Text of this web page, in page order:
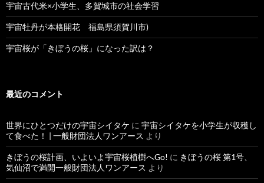
宇宙古代米×小学生、多賀城市の社会学習
宇宙牡丹が本格開花 福島県須賀川市)
宇宙桜が「きぼうの桜」になった訳は？
最近のコメント
世界にひとつだけの宇宙シイタケ に 宇宙シイタケを小学生が収穫し
て食べた！ | 一般財団法人ワンアース より
きぼうの桜計画、いよいよ宇宙桜植樹へGo! に きぼうの桜 第1号、
気仙沼で満開一般財団法人ワンアース より